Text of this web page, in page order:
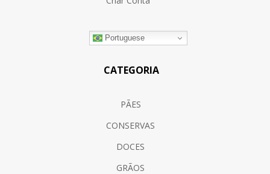
Portuguese
CATEGORIA
PÃES
CONSERVAS
DOCES
GRÃOS